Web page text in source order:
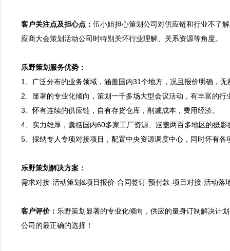
客户关注点及担心点： 伍小姐担心策划公司对供应链和行业不了
应商大会策划活动公司时特别关怀行业理解、关系资源等角度。
乐野策划服务优势：
1、广泛分布的业务领域，涵盖国内31个地方，况且报价明确，无
2、显著的专业化倾向，策划一千多场大型会议活动，有丰富的
3、怀有连续的供应链，自有存货仓库，削减成本，费用经济。
4、实力雄厚，囊括国内60多家工厂资源、涵盖两百多地区的摄
5、採纳专人专项对接项目，配置中央资源调度中心，同时怀有
乐野策划解决方案：
需求对接-活动策划&项目报价-合同签订-预付款-项目对接-活动落
客户评价： 乐野策划显著的专业化倾向，供应的量身订制解决计
公司的最正确的选择！